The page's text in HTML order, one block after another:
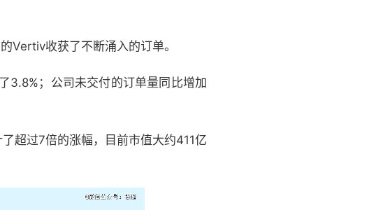
Vertiv收获了不断涌入的订单。
3.8%；公司未交付的订单量同比增加
超过7倍的涨幅，目前市值大约411亿